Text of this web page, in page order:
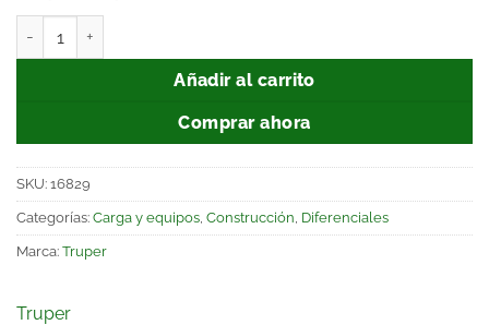
Añadir al carrito
Comprar ahora
SKU: 16829
Categorías: Carga y equipos Construcción Diferenciales
Marca: Truper
Truper